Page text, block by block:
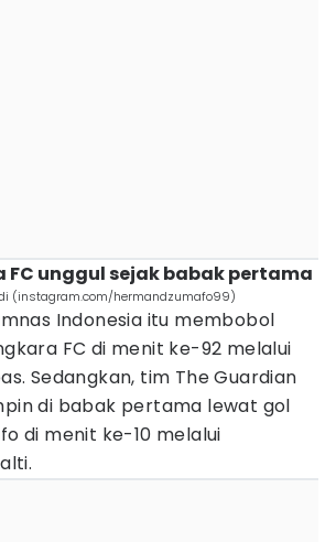
FC unggul sejak babak pertama
(instagram.com/hermandzumafo99)
Indonesia itu membobol
FC di menit ke-92 melalui
Sedangkan, tim The Guardian
di babak pertama lewat gol
di menit ke-10 melalui